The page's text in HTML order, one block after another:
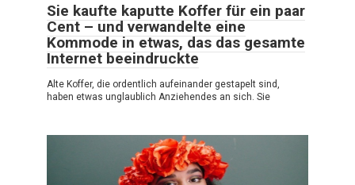
Sie kaufte kaputte Koffer für ein paar
Cent – und verwandelte eine
Kommode in etwas, das das gesamte
Internet beeindruckte
Alte Koffer, die ordentlich aufeinander gestapelt sind,
haben etwas unglaublich Anziehendes an sich. Sie